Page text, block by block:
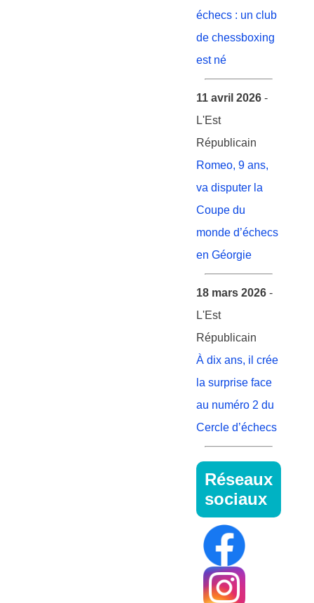
échecs : un club
de chessboxing
est né
11 avril 2026 -
L'Est
Républicain
Romeo, 9 ans,
va disputer la
Coupe du
monde d’échecs
en Géorgie
18 mars 2026 -
L'Est
Républicain
À dix ans, il crée
la surprise face
au numéro 2 du
Cercle d’échecs
Réseaux
sociaux